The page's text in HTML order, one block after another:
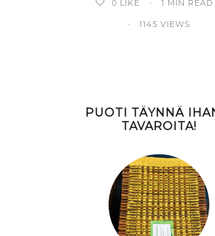
0 LIKE 1 MIN READ
1145 VIEWS
PUOTI TÄYNNÄ
TAVAROITA!